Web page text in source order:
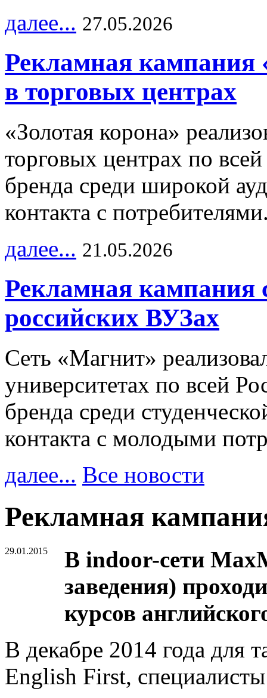
далее... 27.05.2026
Рекламная кампания
в торговых центрах
«Золотая корона»
торговых центрах по
бренда среди широкой
контакта с
далее... 21.05.2026
Рекламная кампания
российских ВУЗах
Сеть «Магнит»
университетах по всей
бренда среди
контакта с молодыми
далее... Все новости
Рекламная
29.01.2015
В indoor-сети
заведения)
курсов
В декабре 2014 года для
English First,